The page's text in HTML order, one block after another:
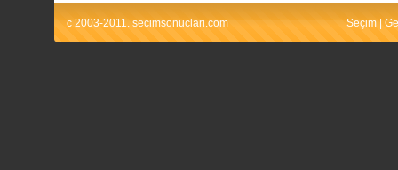
c 2003-2011. secimsonuclari.com Seçim